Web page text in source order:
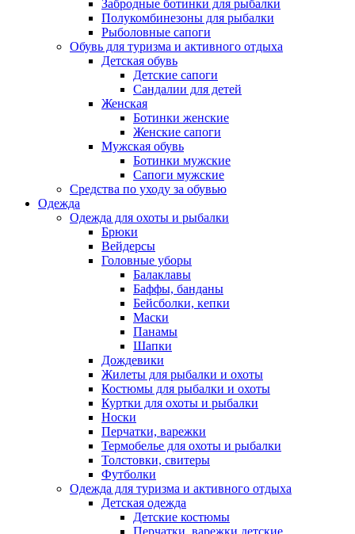
Забродные ботинки для рыбалки
Полукомбинезоны для рыбалки
Рыболовные сапоги
Обувь для туризма и активного отдыха
Детская обувь
Детские сапоги
Сандалии для детей
Женская
Ботинки женские
Женские сапоги
Мужская обувь
Ботинки мужские
Сапоги мужские
Средства по уходу за обувью
Одежда
Одежда для охоты и рыбалки
Брюки
Вейдерсы
Головные уборы
Балаклавы
Баффы, банданы
Бейсболки, кепки
Маски
Панамы
Шапки
Дождевики
Жилеты для рыбалки и охоты
Костюмы для рыбалки и охоты
Куртки для охоты и рыбалки
Носки
Перчатки, варежки
Термобелье для охоты и рыбалки
Толстовки, свитеры
Футболки
Одежда для туризма и активного отдыха
Детская одежда
Детские костюмы
Перчатки, варежки детские